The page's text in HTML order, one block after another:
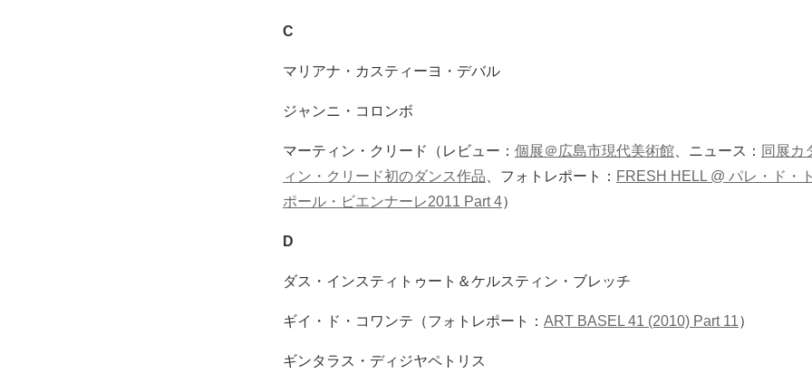
C
マリアナ・カスティーヨ・デバル
ジャンニ・コロンボ
マーティン・クリード（レビュー： 個展＠広島市現代美術館 、ニュース： 同展カ
ィン・クリード初のダンス作品 、フォトレポート： FRESH HELL @ パレ・ド・
ポール・ビエンナーレ2011 Part 4）
D
ダス・インスティトゥート＆ケルスティン・ブレッチ
ギイ・ド・コワンテ（フォトレポート： ART BASEL 41 (2010) Part 11）
ギンタラス・ディジヤペトリス